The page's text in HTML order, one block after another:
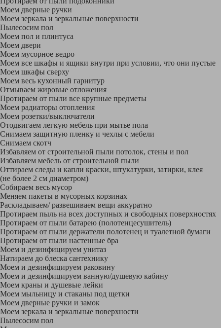
Моем дверные ручки
Моем зеркала и зеркальные поверхности
Пылесосим пол
Моем пол и плинтуса
Моем двери
Моем мусорное ведро
Моем все шкафы и ящики внутри при условии, что они пустые
Моем шкафы сверху
Моем весь кухонный гарнитур
Отмываем жировые отложения
Протираем от пыли все крупные предметы
Моем радиаторы отопления
Моем розетки/выключатели
Отодвигаем легкую мебель при мытье пола
Снимаем защитную пленку и чехлы с мебели
Снимаем скотч
Избавляем от строительной пыли потолок, стены и пол
Избавляем мебель от строительной пыли
Оттираем следы и капли краски, штукатурки, затирки, клея
(не более 2 см диаметром)
Собираем весь мусор
Меняем пакеты в мусорных корзинах
Раскладываем/ развешиваем вещи аккуратно
Протираем пыль на всех доступных и свободных поверхностях
Протираем от пыли батарею (полотенцесушитель)
Протираем от пыли держатели полотенец и туалетной бумаги
Протираем от пыли настенные бра
Моем и дезинфицируем унитаз
Натираем до блеска сантехнику
Моем и дезинфицируем раковину
Моем и дезинфицируем ванную/душевую кабину
Моем краны и душевые лейки
Моем мыльницу и стаканы под щетки
Моем дверные ручки и замок
Моем зеркала и зеркальные поверхности
Пылесосим пол